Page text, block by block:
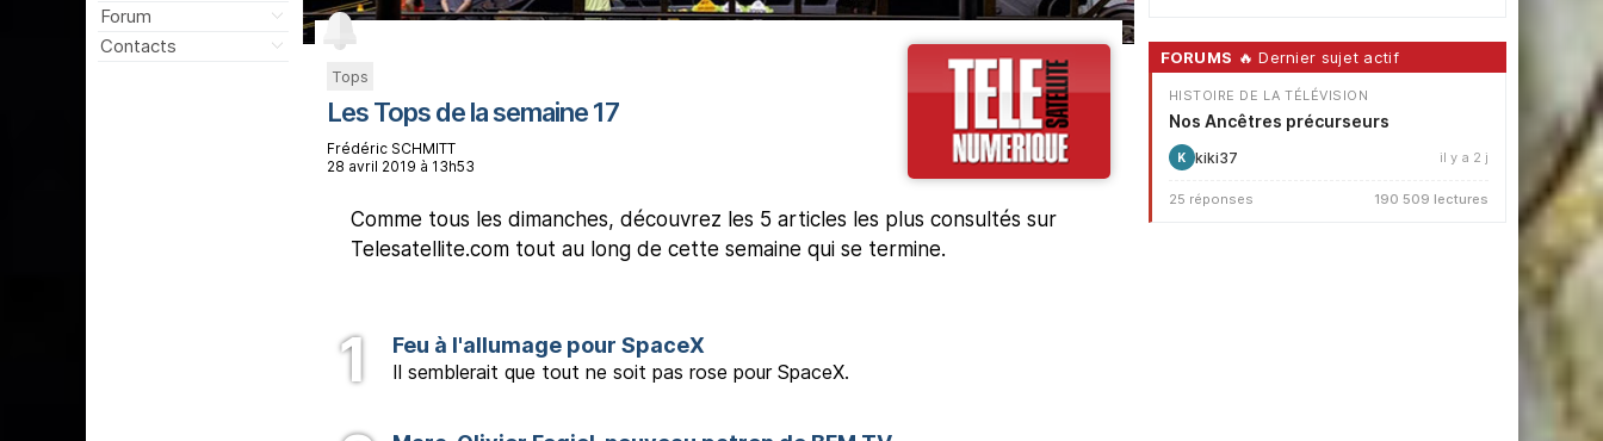
Forum
Contacts
Tops
Les Tops de la semaine 17
Frédéric SCHMITT
28 avril 2019 à 13h53
Comme tous les dimanches, découvrez les 5 articles les plus consultés sur
Telesatellite.com tout au long de cette semaine qui se termine.
Feu à l'allumage pour SpaceX
Il semblerait que tout ne soit pas rose pour SpaceX.
FORUMS 🔥 Dernier sujet actif
HISTOIRE DE LA TÉLÉVISION
Nos Ancêtres précurseurs
K kiki37 il y a 2 j
25 réponses 190 509 lectures